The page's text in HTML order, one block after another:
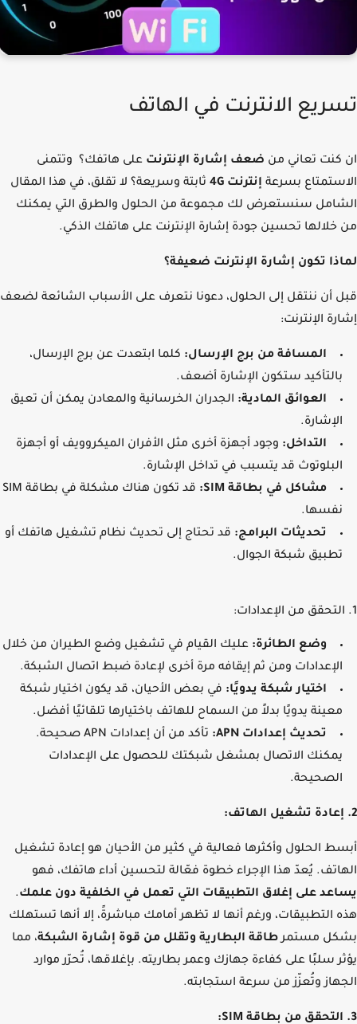
الانترنت في الهاتف
كنت تعاني منضعف إشارة الإنترنتعلى هاتفك؟ وتتمنى
بسرعةإنترنت 4G
ثابتة وسريعة؟ لا تقلق، في هذا المقال
سنستعرض لك مجموعة من الحلول والطرق التي يمكنك
تحسين جودة إشارة الإنترنت على هاتفك الذكي.
تكون إشارة الإنترنت ضعيفة؟
أن ننتقل إلى الحلول، دعونا نتعرف على الأسباب الشائعة لضعف
الإنترنت:
المسافة من برج الإرسال:كلما ابتعدت عن برج الإرسال،
بالتأكيد ستكون الإشارة أضعف.
العوائق المادية:الجدران الخرسانية والمعادن يمكن أن تعيق
الإشارة.
التداخل:وجود أجهزة أخرى مثل الأفران الميكروويف أو أجهزة
البلوتوث قد يتسبب في تداخل الإشارة.
مشاكل في بطاقة SIM:
قد تكون هناك مشكلة في بطاقة SIM
نفسها.
تحديثات البرامج:قد تحتاج إلى تحديث نظام تشغيل هاتفك أو
تطبيق شبكة الجوال.
وضع الطائرة:عليك القيام في تشغيل وضع الطيران من خلال
الإعدادات ومن ثم إيقافه مرة أخرى لإعادة ضبط اتصال الشبكة.
اختيار شبكة يدويًا:في بعض الأحيان، قد يكون اختيار شبكة
معينة يدويًا بدلاً من السماح للهاتف باختيارها تلقائيًا أفضل.
تحديث إعدادات APN:
تأكد من أن إعدادات APN صحيحة.
يمكنك الاتصال بمشغل شبكتك للحصول على الإعدادات
الصحيحة.
الحلول وأكثرها فعالية في كثير من الأحيان هو إعادة تشغيل
يُعدّ هذا الإجراء خطوة فعّالة لتحسين أداء هاتفك، فهو
على إغلاق التطبيقات التي تعمل في الخلفية دون علمك.
التطبيقات، ورغم أنها لا تظهر أمامك مباشرةً، إلا أنها تستهلك
مستمرطاقة البطارية وتقلل من قوة إشارة الشبكة، مما
سلبًا على كفاءة جهازك وعمر بطاريته. بإغلاقها، تُحرّر موارد
وتُعزّز من سرعة استجابته.